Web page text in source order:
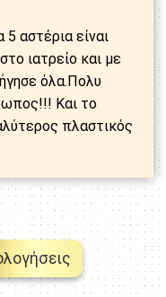
αστέρια είναι
ιατρείο και με
όλα.Πολυ
Και το
πλαστικός